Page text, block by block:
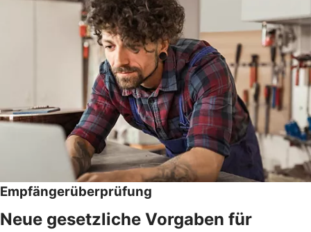
Empfängerüberprüfung
Neue gesetzliche Vorgaben für